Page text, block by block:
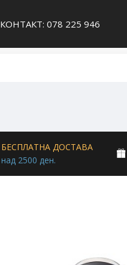
КОНТАКТ: 078 225 946
БЕСПЛАТНА ДОСТАВА
над 2500 ден.